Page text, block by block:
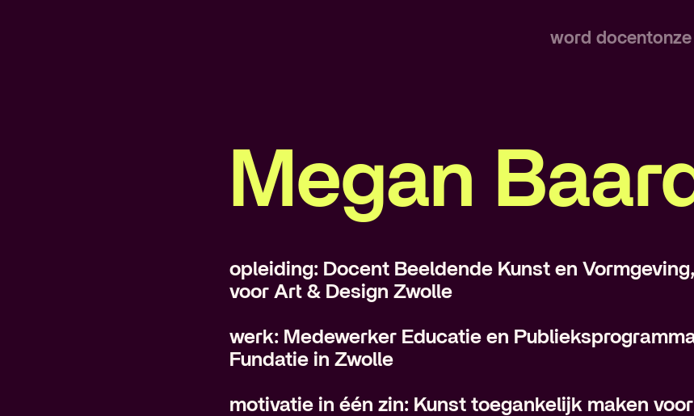
word docent
Megan
opleiding: Docent Beeldende Kunst en
voor Art & Design Zwolle
werk: Medewerker Educatie en
Fundatie in Zwolle
motivatie in één zin: Kunst toegankelijk maken